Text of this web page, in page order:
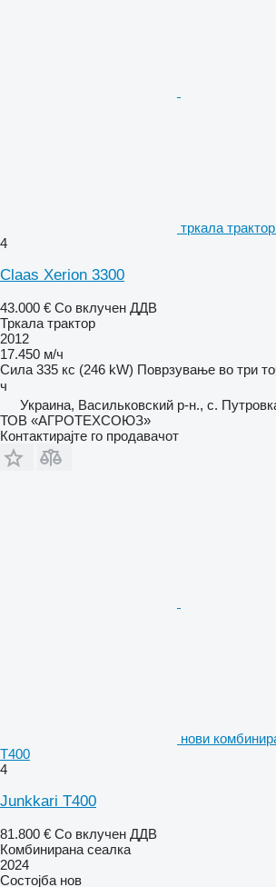
тркала
4
Claas Xerion 3300
43.000 € Со вклучен ДДВ
Тркала трактор
2012
17.450 м/ч
Сила 335 кс (246 kW) Поврзување во три
ч
Украина, Васильковский р-н., с.
ТОВ «АГРОТЕХСОЮЗ»
Контактирајте го продавачот
нови
T400
4
Junkkari T400
81.800 € Со вклучен ДДВ
Комбинирана сеалка
2024
Состојба нов